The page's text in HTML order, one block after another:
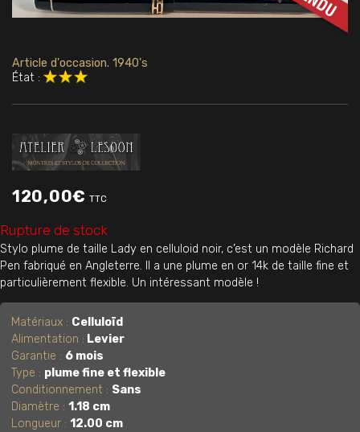
Article d'occasion. 1940's
État :
120,00€ TTC
Rupture de stock
Stylo plume de taille Lady en celluloid noir, c’est un modèle Richard
Pen fabriqué en Angleterre. Il a une plume en or 14k de taille fine et
particulièrement flexible. Un intéressant modèle !
Matériaux : Celluloïd
Alimentation : Levier
Garantie : 6 mois
Type : plume fine et flexible
Conditionnement : Sans
Diamètre :1.18 cm
Longueur :12.00 cm